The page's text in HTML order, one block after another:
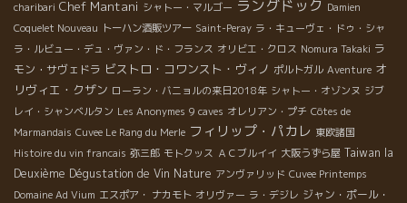
charibari Chef Mantani シャトー・マルゴー ラングドック Damien
Coquelet Nouveau トーハン酒販ツアー Saint-Peray ラ・キューヴェ・ドゥ・シャ
ラ・ルビュー・デュ・ヴァン・ド・フランス オリビエ・クロス Nomura Takaki ラ
モン・サヴェドラ ビストロ・コワンスト・ヴィノ ポルトガル Aventure オ
リヴィエ・クザン ローラン・バニョルの来日2018年 シャトー・オゾンヌ ジブ
レイ・シャンベルタン Les Anonymes 9 caves オレリアン・プチ Côtes de
Marmandais Cuvee Le Rang du Merle フィリップ・パカレ 東欧諸国
Histoire du vin francais 弥三郎 モトクッス ＡＣブルイイ 大阪うずら屋 Taiwan la
Deuxième Dégustation de Vin Nature アンヴァリッド Cuvee Printemps
Domaine Ad Vium エスポア・ ナカモト オリヴァー ラ・デジレ ジャン・ポール・